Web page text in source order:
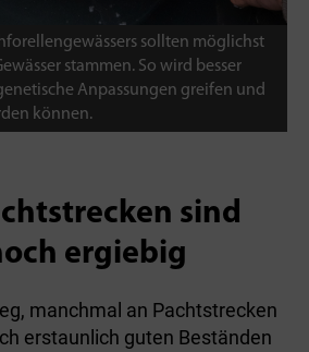
sollten möglichst
stammen. So wird besser
Anpassungen greifen und
können.
sind
ergiebig
manchmal an Pachtstrecken
erstaunlich guten Beständen